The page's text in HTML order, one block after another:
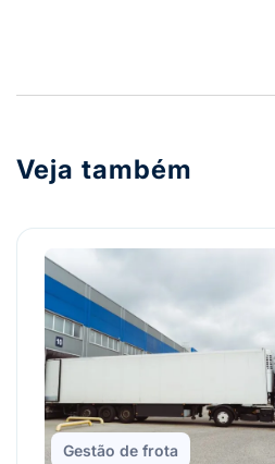
Veja também
Gestão de frota